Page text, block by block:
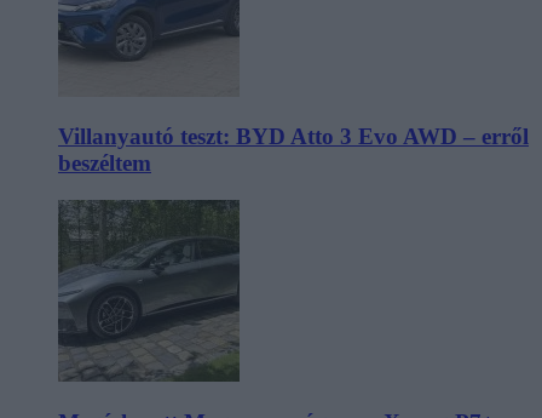
Villanyautó teszt: BYD Atto 3 Evo AWD – erről
beszéltem